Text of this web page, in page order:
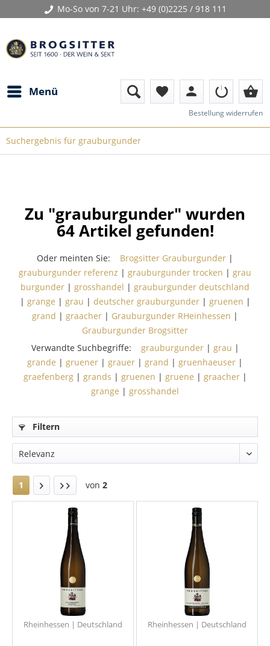
Mo-So von 7-21 Uhr: +49 (0)2225 / 918 111
Menü favorite person shopping_basket
Bestellung widerrufen
Suchergebnis für grauburgunder
Zu "grauburgunder" wurden
64Artikel gefunden!
Oder meinten Sie: Brogsitter Grauburgunder |
grauburgunder referenz | grauburgunder trocken | grau
burgunder | grosshandel | grauburgunder deutschland
| grange | grau | deutscher grauburgunder| gruenen |
grand | graacher | Grauburgunder RHeinhessen |
Grauburgunder Brogsitter
Verwandte Suchbegriffe:
grauburgunder| grau |
grande | gruener | grauer | grand | gruenhaeuser |
graefenberg| grands | gruenen | gruene | graacher|
grange | grosshandel
Filtern
1 von 2
Rheinhessen | Deutschland Rheinhessen | Deutschland